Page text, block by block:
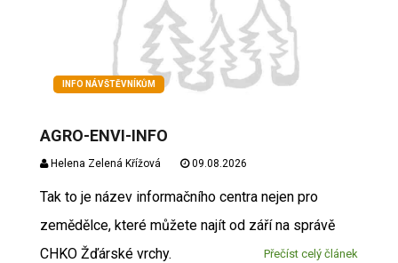
INFO NÁVŠTĚVNÍKŮM
AGRO-ENVI-INFO
Helena Zelená Křížová 09.08.2026
Tak to je název informačního centra nejen pro
zemědělce, které můžete najít od září na správě
CHKO Žďárské vrchy.
Přečíst celý článek